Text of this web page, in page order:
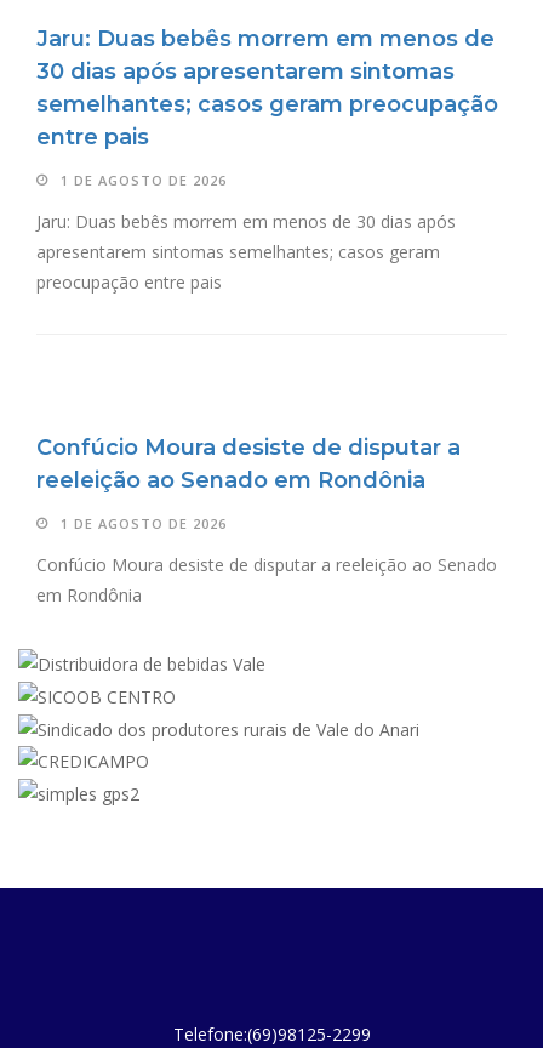
Jaru: Duas bebês morrem em menos de
30 dias após apresentarem sintomas
semelhantes; casos geram preocupação
entre pais
1 DE AGOSTO DE 2026
Jaru: Duas bebês morrem em menos de 30 dias após
apresentarem sintomas semelhantes; casos geram
preocupação entre pais
Confúcio Moura desiste de disputar a
reeleição ao Senado em Rondônia
1 DE AGOSTO DE 2026
Confúcio Moura desiste de disputar a reeleição ao Senado
em Rondônia
Telefone:(69)98125-2299